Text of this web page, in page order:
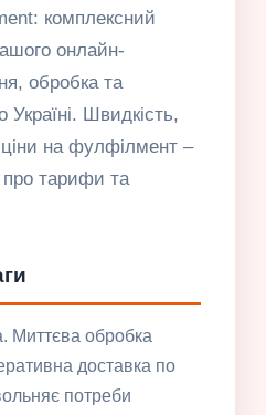
комплексний
онлайн-
обробка та
Україні. Швидкість,
ціни на фулфілмент –
про тарифи та
Миттєва обробка
доставка по
потреби